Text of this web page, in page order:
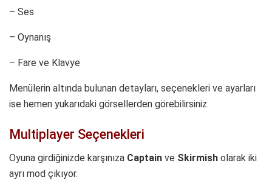
– Ses
– Oynanış
– Fare ve Klavye
Menülerin altında bulunan detayları, seçenekleri ve ayarları
ise hemen yukarıdaki görsellerden görebilirsiniz.
Multiplayer Seçenekleri
Oyuna girdiğinizde karşınıza Captain ve Skirmish olarak iki
ayrı mod çıkıyor.